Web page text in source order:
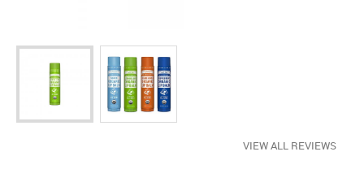
VIEW ALL REVIEWS